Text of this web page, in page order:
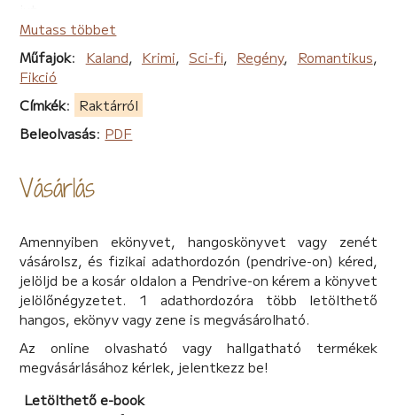
A segítség váratlan helyről érkezik, ami fenekestül
forgatja fel Iván magánéletét is. Egyetlen ember van,
aki képes túllendíteni a programot a holtponton, Dengi
Blanka, a kötekedő fiatal matematikus.
Blanka szemrevaló nő, minden ujjára akadna férfi, de
neki az elérhetetlen kell. Türelmesen várja, hogy Iván
túljusson a halott felesége iránt érzett gyászán, mégis
Blanka sem sejti, hogy a férfit lélekölő titok tartja
távol tőle.
a harc annak birtoklásáért.
Megjelenik a Font Kartell, amelynek vetetője az időgép
segítségével akar a világpiac urává válni, és a
gyilkosságtól sem riad vissza, hogy megszerezze a
technológiát. Hogy elterelje a Font figyelmét egy
pillanatról, amikor a működő programhoz könnyűszerrel
hozzájuthatna, Iván és Blanka az Atlanti óceánra csalja
a bűnbanda embereit, és bújócska-fogócskába kezd
velük. A két kutató egy lakatlan szigeten reked, ahol
Mutass többet
Műfajok: Kaland, Krimi,Sci-fi, Regény, Romantikus,
Fikció
Címkék: Raktárról
Beleolvasás: PDF
Vásárlás
Amennyiben ekönyvet, hangoskönyvet vagy zenét
vásárolsz, és fizikai adathordozón (pendrive-on) kéred,
jelöljd be a kosár oldalon a Pendrive-on kérem a könyvet
jelölőnégyzetet. 1 adathordozóra több letölthető
hangos, ekönyv vagy zene is megvásárolható.
Az online olvasható vagy hallgatható termékek
megvásárlásához kérlek, jelentkezz be!
Letölthető e-book